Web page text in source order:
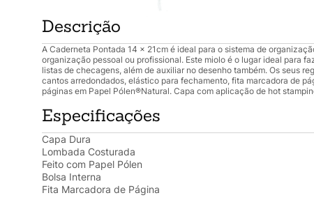
Descrição
A Caderneta Pontada 14 x 21cm é ideal para o sistema de
organização pessoal ou profissional. Este miolo é o lugar ideal para
listas de checagens, além de auxiliar no desenho também. Os seus
cantos arredondados, elástico para fechamento, fita marcadora de
páginas em Papel Pólen®Natural. Capa com aplicação de hot
Especificações
Capa Dura
Lombada Costurada
Feito com Papel Pólen
Bolsa Interna
Fita Marcadora de Página